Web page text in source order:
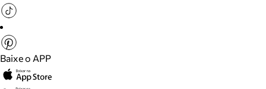
Baixe o APP